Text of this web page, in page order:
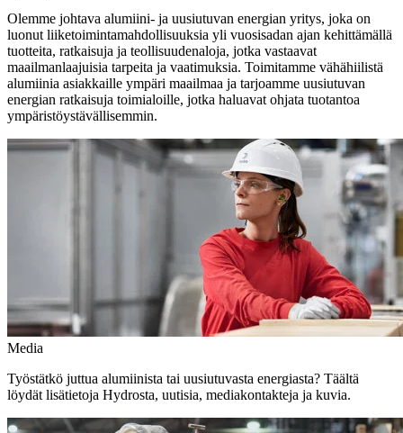
Olemme johtava alumiini- ja uusiutuvan energian yritys, joka on
luonut liiketoimintamahdollisuuksia yli vuosisadan ajan kehittämällä
tuotteita, ratkaisuja ja teollisuudenaloja, jotka vastaavat
maailmanlaajuisia tarpeita ja vaatimuksia. Toimitamme vähähiilistä
alumiinia asiakkaille ympäri maailmaa ja tarjoamme uusiutuvan
energian ratkaisuja toimialoille, jotka haluavat ohjata tuotantoa
ympäristöystävällisemmin.
Media
Työstätkö juttua alumiinista tai uusiutuvasta energiasta? Täältä
löydät lisätietoja Hydrosta, uutisia, mediakontakteja ja kuvia.